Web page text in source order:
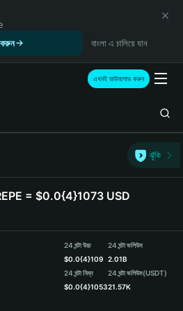
বাংলা এ চালিয়ে যান
এখনই ডাউনলোড করুন
ঝুঁকি
= $0.0{4}1073 USD
24 ঘন্টা উচ্চ
$0.0{4}109
24 ঘন্টা নিম্ন
$0.0{4}1053
24 ঘন্টা ভলিউম
2.01B
24 ঘন্টা ভলিউম(USDT)
21.57K